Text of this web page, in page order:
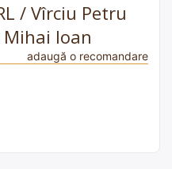
/ Vîrciu Petru
Mihai Ioan
adaugă o recomandare